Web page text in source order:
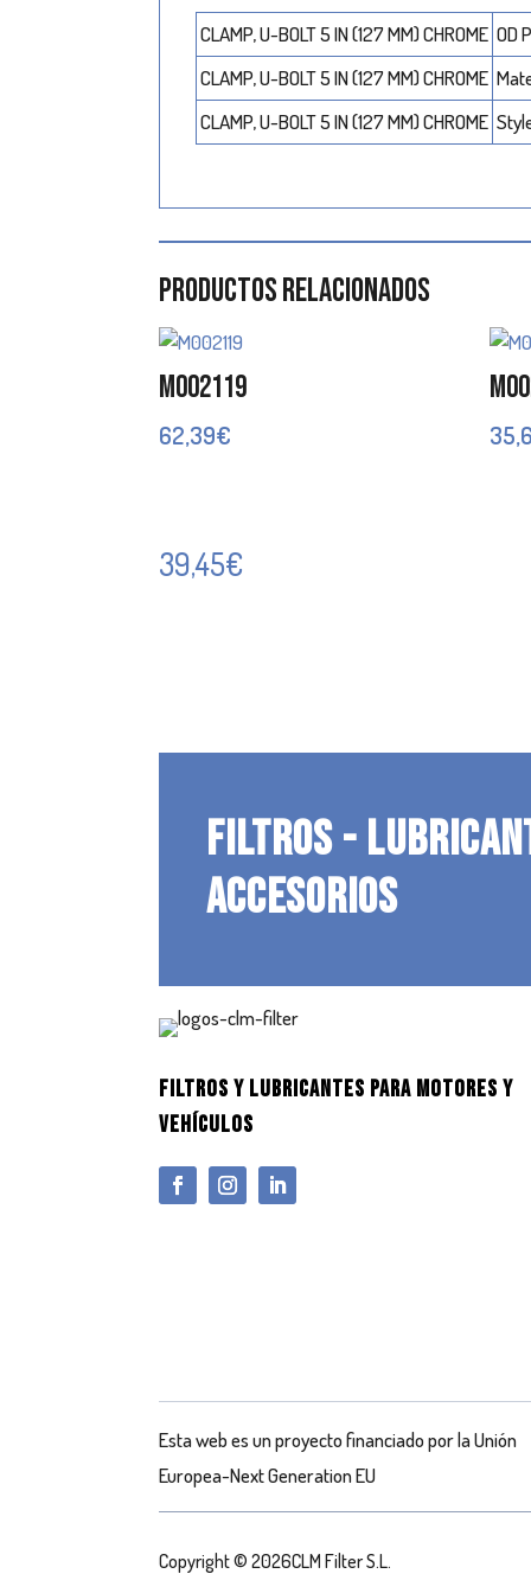
CLAMP, U-BOLT 5 IN (127 MM) CHROME OD
CLAMP, U-BOLT 5 IN (127 MM) CHROME
CLAMP, U-BOLT 5 IN (127 MM) CHROME
Productos relacionados
M002119
62,39€
39,45€
FILTROS -
ACCESORIOS
FILTROS Y LUBRICANTES PARA MOTORES Y
VEHÍCULOS
Esta web es un proyecto financiado por la Unión
Europea-Next Generation EU
Copyright © 2026CLM Filter S.L.